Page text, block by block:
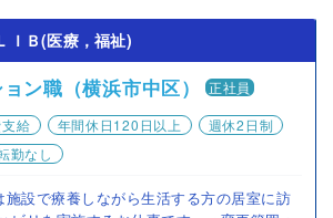
ＩＢ(医療，福祉)
ン職（横浜市中区）
正社員
給 年間休日120日以上
週休2日制
勤なし
施設で療養しながら生活する方の居室に訪